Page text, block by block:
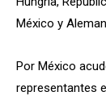
México y
Por México
representantes